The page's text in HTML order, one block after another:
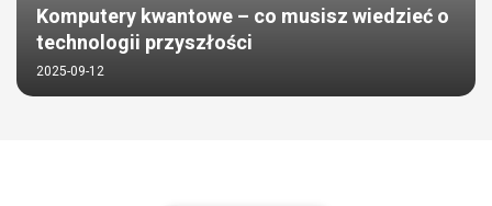
Komputery kwantowe – co musisz wiedzieć o
technologii przyszłości
2025-09-12